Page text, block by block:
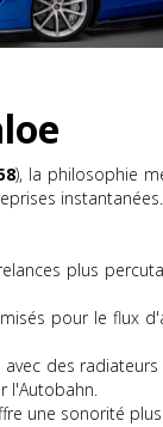
), la philosophie
instantanées.
plus
pour le flux
des
l'Autobahn.
une sonorité